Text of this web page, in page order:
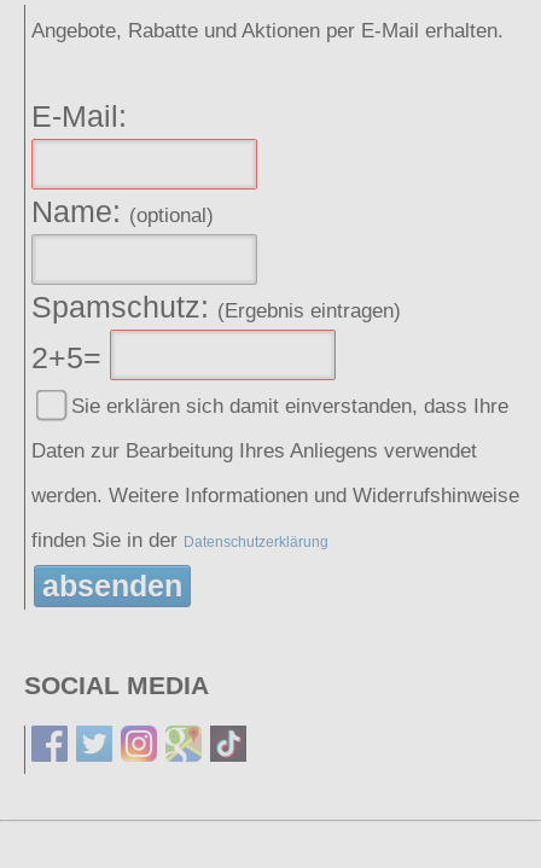
Angebote, Rabatte und Aktionen per E-Mail erhalten.
E-Mail:
Name: (optional)
Spamschutz: (Ergebnis eintragen)
2+5=
Sie erklären sich damit einverstanden, dass Ihre
Daten zur Bearbeitung Ihres Anliegens verwendet
werden. Weitere Informationen und Widerrufshinweise
finden Sie in der Datenschutzerklärung
absenden
SOCIAL MEDIA